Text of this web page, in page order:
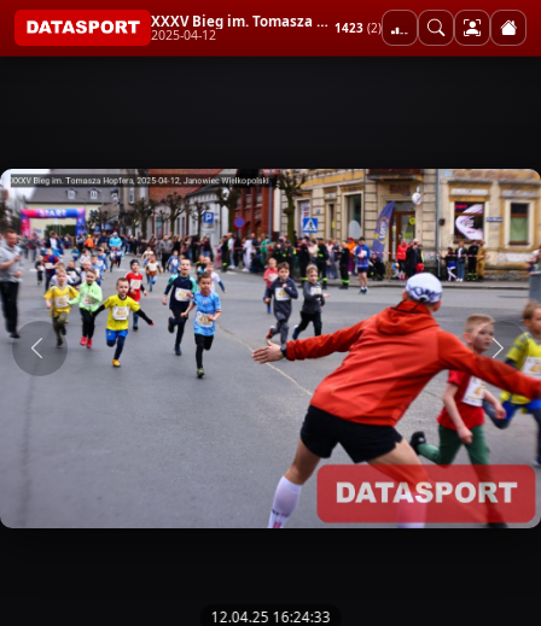
XXXV Bieg im. Tomasza Hopfera
2025-04-12 1423 (2)
12.04.25 16:24:33